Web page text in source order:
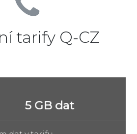
tarify Q-CZ
5 GB dat